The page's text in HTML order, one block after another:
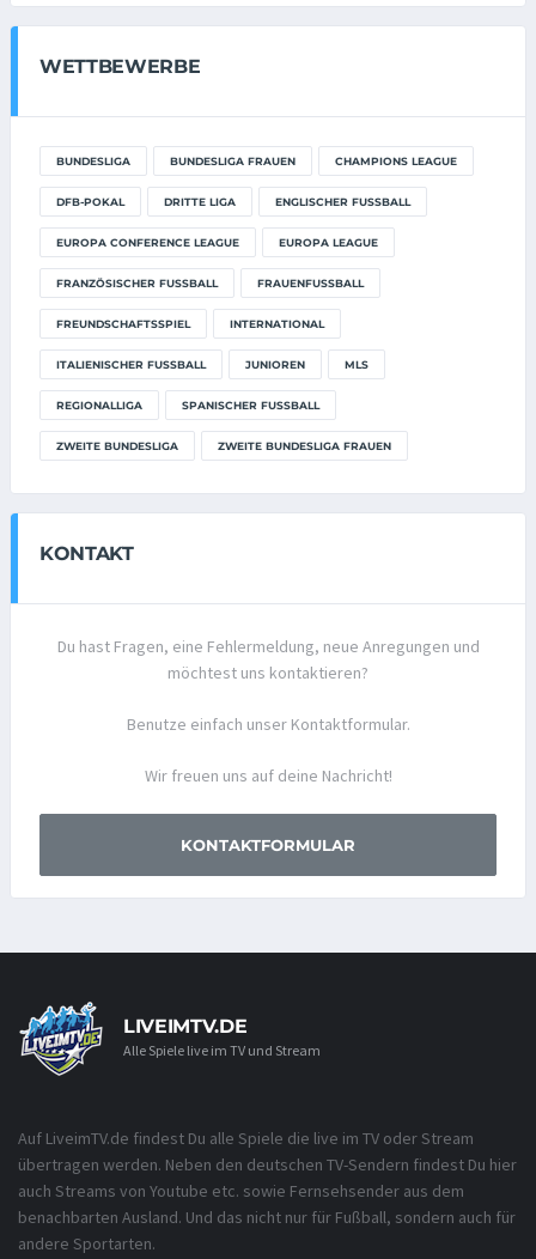
WETTBEWERBE
BUNDESLIGA BUNDESLIGA FRAUEN CHAMPIONS LEAGUE
DFB-POKAL DRITTE LIGA ENGLISCHER FUSSBALL
EUROPA CONFERENCE LEAGUE EUROPA LEAGUE
FRANZÖSISCHER FUSSBALL FRAUENFUSSBALL
FREUNDSCHAFTSSPIEL INTERNATIONAL
ITALIENISCHER FUSSBALL JUNIOREN MLS
REGIONALLIGA SPANISCHER FUSSBALL
ZWEITE BUNDESLIGA ZWEITE BUNDESLIGA FRAUEN
KONTAKT
Du hast Fragen, eine Fehlermeldung, neue Anregungen und
möchtest uns kontaktieren?
Benutze einfach unser Kontaktformular.
Wir freuen uns auf deine Nachricht!
KONTAKTFORMULAR
LIVEIMTV.DE
Alle Spiele live im TV und Stream
Auf LiveimTV.de findest Du alle Spiele die live im TV oder Stream
übertragen werden. Neben den deutschen TV-Sendern findest Du hier
auch Streams von Youtube etc. sowie Fernsehsender aus dem
benachbarten Ausland. Und das nicht nur für Fußball, sondern auch für
andere Sportarten.